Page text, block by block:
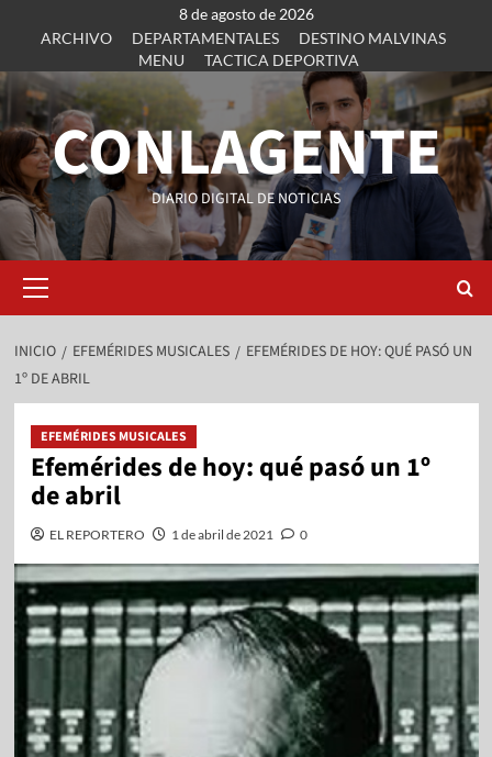
8 de agosto de 2026
ARCHIVO
DEPARTAMENTALES
DESTINO MALVINAS
MENU
TACTICA DEPORTIVA
CONLAGENTE
DIARIO DIGITAL DE NOTICIAS
INICIO EFEMÉRIDES MUSICALES
EFEMÉRIDES DE HOY: QUÉ PASÓ UN
1º DE ABRIL
EFEMÉRIDES MUSICALES
Efemérides de hoy: qué pasó un 1º
de abril
EL REPORTERO 1 de abril de 2021 0